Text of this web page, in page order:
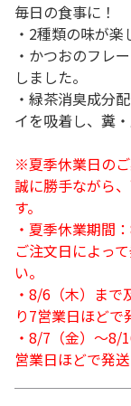
毎日の食事に！
・2種類の味が
・かつおのフレ
しました。
・緑茶消臭成分
イを吸着し、糞
※夏季休業日の
誠に勝手ながら
す。
・夏季休業期間
ご注文日によっ
い。
・8/6（木）ま
り7営業日ほどで
・8/7（金）～8/
営業日ほどで発送